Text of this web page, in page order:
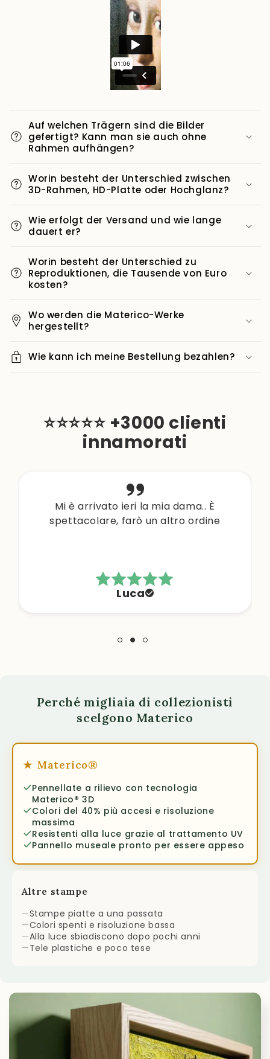
Auf welchen Trägern sind die Bilder
gefertigt? Kann man sie auch ohne
Rahmen aufhängen?
Worin besteht der Unterschied zwischen
3D-Rahmen, HD-Platte oder Hochglanz?
Wie erfolgt der Versand und wie lange
dauert er?
Worin besteht der Unterschied zu
Reproduktionen, die Tausende von Euro
kosten?
Wo werden die Materico-Werke
hergestellt?
Wie kann ich meine Bestellung bezahlen?
⭐⭐⭐⭐⭐ +3000 clienti
innamorati
Mi è arrivato ieri la mia dama.. È
spettacolare, farò un altro ordine
Luca
Perché migliaia di collezionisti
scelgono Materico
Altre stampe
—Stampe piatte a una passata
—Colori spenti e risoluzione bassa
—Alla luce sbiadiscono dopo pochi anni
—Tele plastiche e poco tese
★ Materico®
Pennellate a rilievo con tecnologia
Materico® 3D
Colori del 40% più accesi e risoluzione
massima
Resistenti alla luce grazie al trattamento UV
Pannello museale pronto per essere appeso